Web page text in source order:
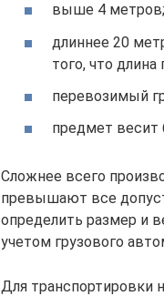
выше 4 метров;
длиннее 20
того, что
перевозимый
предмет весит
Сложнее всего
превышают все
определить размер и
учетом грузового
Для транспортировки